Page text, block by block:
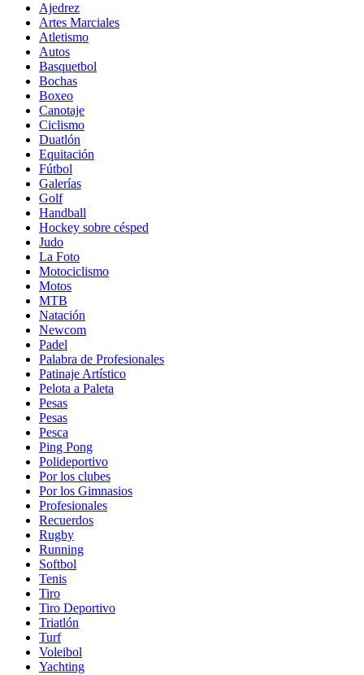
Ajedrez
Artes Marciales
Atletismo
Autos
Basquetbol
Bochas
Boxeo
Canotaje
Ciclismo
Duatlón
Equitación
Fútbol
Galerías
Golf
Handball
Hockey sobre césped
Judo
La Foto
Motociclismo
Motos
MTB
Natación
Newcom
Padel
Palabra de Profesionales
Patinaje Artístico
Pelota a Paleta
Pesas
Pesas
Pesca
Ping Pong
Polideportivo
Por los clubes
Por los Gimnasios
Profesionales
Recuerdos
Rugby
Running
Softbol
Tenis
Tiro
Tiro Deportivo
Triatlón
Turf
Voleibol
Yachting